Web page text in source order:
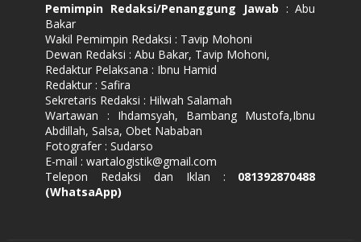
Pemimpin Redaksi/Penanggung Jawab : Abu
Bakar
Wakil Pemimpin Redaksi : Tavip Mohoni
Dewan Redaksi : Abu Bakar, Tavip Mohoni,
Redaktur Pelaksana : Ibnu Hamid
Redaktur : Safira
Sekretaris Redaksi : Hilwah Salamah
Wartawan : Ihdamsyah, Bambang Mustofa,Ibnu
Abdillah, Salsa, Obet Nababan
Fotografer : Sudarso
E-mail : wartalogistik@gmail.com
Telepon Redaksi dan Iklan : 081392870488
(WhatsaApp)